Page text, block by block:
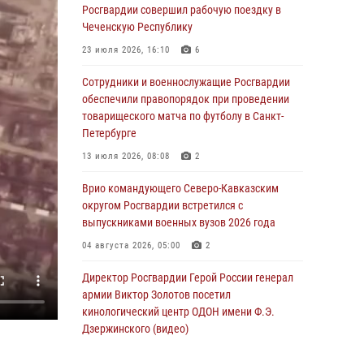
для участников сбора «Гвардеец» в Пензе
(видео)
06 августа 2026, 12:00
В Курске росгвардейцы приняли участие в
митинге, посвященном второй годовщине
вторжения ВСУ на территорию области
06 августа 2026, 11:56
задержал правонарушителя, угрожавшего
подростку травматическим пистолетом
06 августа 2026, 11:33 1
ликвидирована крупная нарколаборатория
06 августа 2026, 11:27
В Москве росгвардейцы задержали троих
Росгвардии совершил рабочую поездку в
Чеченскую Республику
23 июля 2026, 16:10 6
Сотрудники и военнослужащие Росгвардии
обеспечили правопорядок при проведении
товарищеского матча по футболу в Санкт-
Петербурге
13 июля 2026, 08:08 2
Врио командующего Северо-Кавказским
округом Росгвардии встретился с
выпускниками военных вузов 2026 года
04 августа 2026, 05:00 2
Директор Росгвардии Герой России генерал
армии Виктор Золотов посетил
кинологический центр ОДОН имени Ф.Э.
Дзержинского (видео)